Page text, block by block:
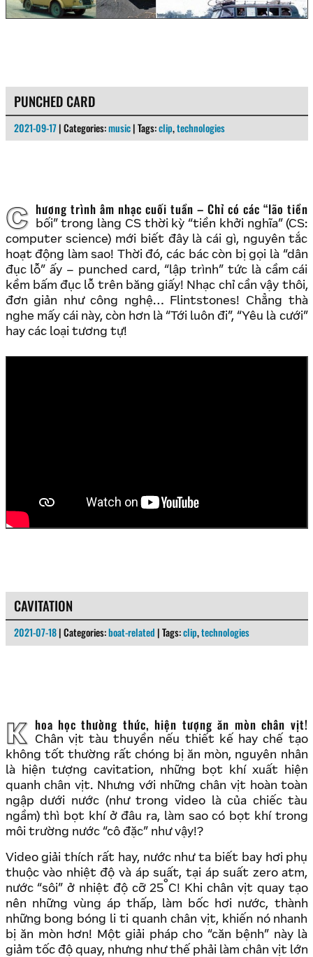
PUNCHED CARD
2021-09-17 | Categories:music | Tags:clip,technologies
Chương trình âm nhạc cuối tuần – Chỉ có các “lão tiền
bối” trong làng CS thời kỳ “tiền khởi nghĩa” (CS:
computer science) mới biết đây là cái gì, nguyên tắc
hoạt động làm sao! Thời đó, các bác còn bị gọi là “dân
đục lỗ” ấy – punched card, “lập trình” tức là cầm cái
kềm bấm đục lỗ trên băng giấy! Nhạc chỉ cần vậy thôi,
đơn giản như công nghệ… Flintstones! Chẳng thà
nghe mấy cái này, còn hơn là “Tới luôn đi”, “Yêu là cưới”
hay các loại tương tự!
CAVITATION
2021-07-18 | Categories:boat-related | Tags:clip,technologies
Khoa học thường thức, hiện tượng ăn mòn chân vịt!
Chân vịt tàu thuyền nếu thiết kế hay chế tạo
không tốt thường rất chóng bị ăn mòn, nguyên nhân
là hiện tượng cavitation, những bọt khí xuất hiện
quanh chân vịt. Nhưng với những chân vịt hoàn toàn
ngập dưới nước (như trong video là của chiếc tàu
ngầm) thì bọt khí ở đâu ra, làm sao có bọt khí trong
môi trường nước “cô đặc” như vậy!?
Video giải thích rất hay, nước như ta biết bay hơi phụ
thuộc vào nhiệt độ và áp suất, tại áp suất zero atm,
nước “sôi” ở nhiệt độ cỡ 25°C! Khi chân vịt quay tạo
nên những vùng áp thấp, làm bốc hơi nước, thành
những bong bóng li ti quanh chân vịt, khiến nó nhanh
bị ăn mòn hơn! Một giải pháp cho “căn bệnh” này là
giảm tốc độ quay, nhưng như thế phải làm chân vịt lớn